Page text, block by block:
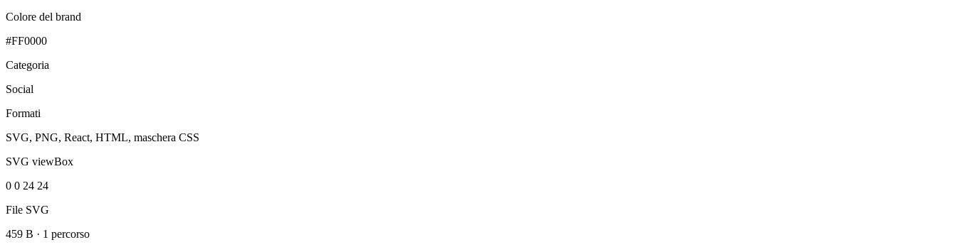
Colore del brand
#FF0000
Categoria
Social
Formati
SVG, PNG, React, HTML, maschera CSS
SVG viewBox
0 0 24 24
File SVG
459 B · 1 percorso